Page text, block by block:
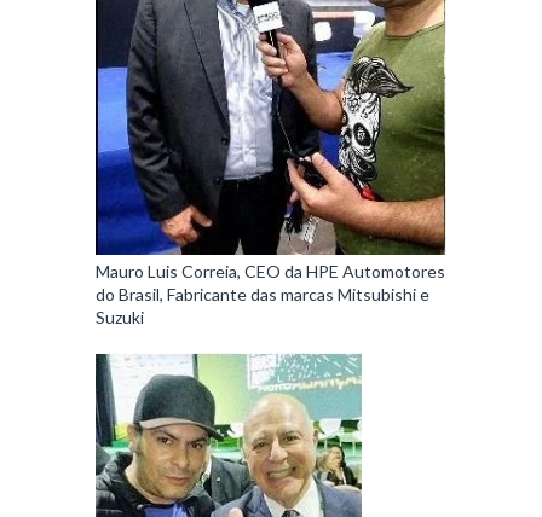
Mauro Luis Correia, CEO da HPE Automotores
do Brasil, Fabricante das marcas Mitsubishi e
Suzuki